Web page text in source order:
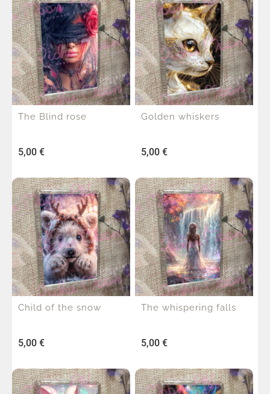
The Blind rose
5,00 €
Golden whiskers
5,00 €
Child of the snow
5,00 €
The whispering falls
5,00 €